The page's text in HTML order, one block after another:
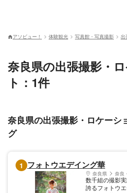
アソビュー！ 体験観光 写真館・写真撮影 出
奈良県の出張撮影・
ト：1件
奈良県の出張撮影・ロケーシ
グ
1 フォトウエデイング華
奈良県 奈良
数千組の撮影
誇るフォトウ